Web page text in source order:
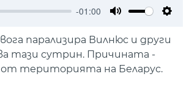
-01:00
парализира Вилнюс и други
тази сутрин. Причината -
от територията на Беларус.